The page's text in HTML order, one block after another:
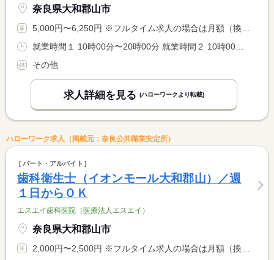
奈良県大和郡山市
5,000円〜6,250円 ※フルタイム求人の場合は月額（換算額）、パート求人の場合は時間額を表示しています。
就業時間１ 10時00分〜20時00分 就業時間２ 10時00分〜19時00分 就業時間に関する特記事項 （２）は日祝の就業時間
その他
求人詳細を見る (ハローワークより転載)
ハローワーク求人（掲載元：奈良公共職業安定所）
パート・アルバイト
歯科衛生士（イオンモール大和郡山）／週
１日からＯＫ
エスエイ歯科医院（医療法人エスエイ）
奈良県大和郡山市
2,000円〜2,500円 ※フルタイム求人の場合は月額（換算額）、パート求人の場合は時間額を表示しています。